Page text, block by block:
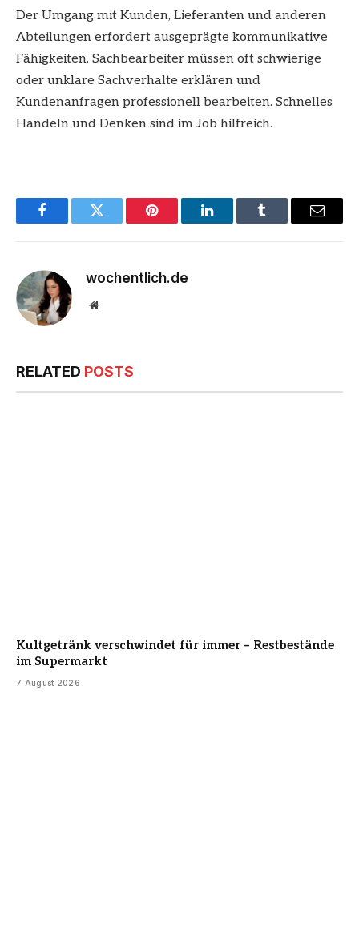
Der Umgang mit Kunden, Lieferanten und anderen
Abteilungen erfordert ausgeprägte kommunikative
Fähigkeiten. Sachbearbeiter müssen oft schwierige
oder unklare Sachverhalte erklären und
Kundenanfragen professionell bearbeiten. Schnelles
Handeln und Denken sind im Job hilfreich.
FacebookTwitter Pinterest LinkedInTumblr Email
wochentlich.de
Website
RELATED POSTS
Kultgetränk verschwindet für immer – Restbestände
im Supermarkt
7 August 2026